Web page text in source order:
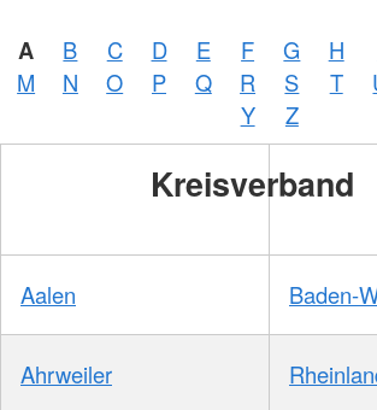
A B C D E F G H
M
N O P Q R S T
Y
Z
Kreisverband
Aalen Baden-
Ahrweiler